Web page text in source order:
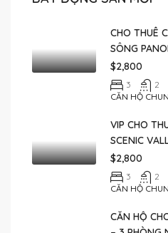
CHO THUÊ
SÔNG
$2,800
3
2
CĂN HỘ
VIP CHO
SCENIC
$2,800
3
2
CĂN HỘ
CĂN HỘ